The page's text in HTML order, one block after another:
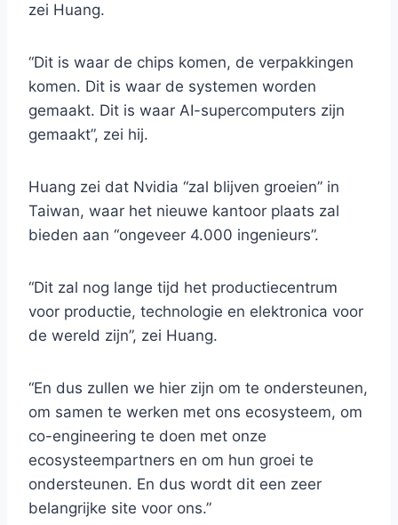
zei Huang.
“Dit is waar de chips komen, de verpakkingen
komen. Dit is waar de systemen worden
gemaakt. Dit is waar AI-supercomputers zijn
gemaakt”, zei hij.
Huang zei dat Nvidia “zal blijven groeien” in
Taiwan, waar het nieuwe kantoor plaats zal
bieden aan “ongeveer 4.000 ingenieurs”.
“Dit zal nog lange tijd het productiecentrum
voor productie, technologie en elektronica voor
de wereld zijn”, zei Huang.
“En dus zullen we hier zijn om te ondersteunen,
om samen te werken met ons ecosysteem, om
co-engineering te doen met onze
ecosysteempartners en om hun groei te
ondersteunen. En dus wordt dit een zeer
belangrijke site voor ons.”